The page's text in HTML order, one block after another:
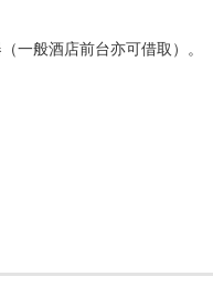
一般酒店前台亦可借取）。